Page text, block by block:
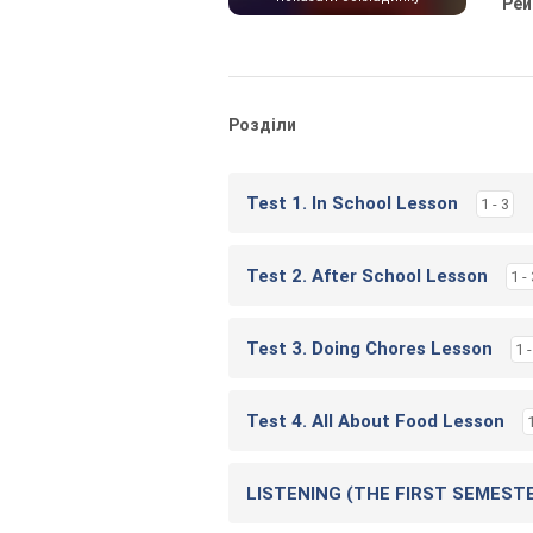
Розділи
Test 1. In School Lesson 1 - 3
Test 2. After School Lesson 1 -
Test 3. Doing Chores Lesson 1
Test 4. All About Food Lesson
LISTENING (THE FIRST